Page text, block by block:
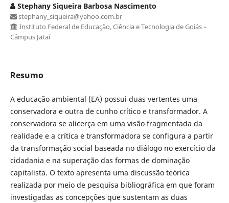
Stephany Siqueira Barbosa Nascimento
stephany_siqueira@yahoo.com.br
Instituto Federal de Educação, Ciência e Tecnologia de Goiás –
Câmpus Jataí
Resumo
A educação ambiental (EA) possui duas vertentes uma
conservadora e outra de cunho crítico e transformador. A
conservadora se alicerça em uma visão fragmentada da
realidade e a crítica e transformadora se configura a partir
da transformação social baseada no diálogo no exercício da
cidadania e na superação das formas de dominação
capitalista. O texto apresenta uma discussão teórica
realizada por meio de pesquisa bibliográfica em que foram
investigadas as concepções que sustentam as duas